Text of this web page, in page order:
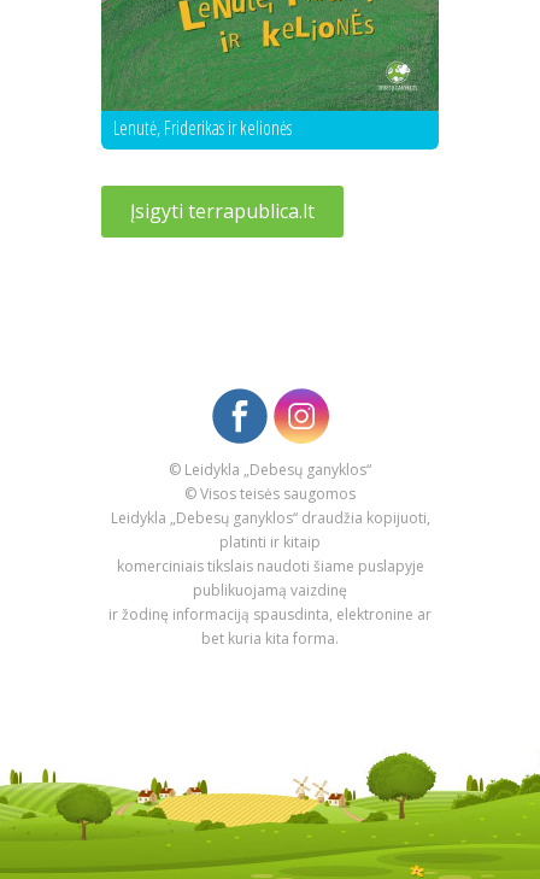
Lenutė, Friderikas ir kelionės
Įsigyti terrapublica.lt
© Leidykla „Debesų ganyklos“
© Visos teisės saugomos
Leidykla „Debesų ganyklos“ draudžia kopijuoti,
platinti ir kitaip
komerciniais tikslais naudoti šiame puslapyje
publikuojamą vaizdinę
ir žodinę informaciją spausdinta, elektronine ar
bet kuria kita forma.